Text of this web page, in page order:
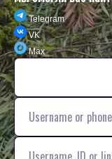
Telegram
VK
Max